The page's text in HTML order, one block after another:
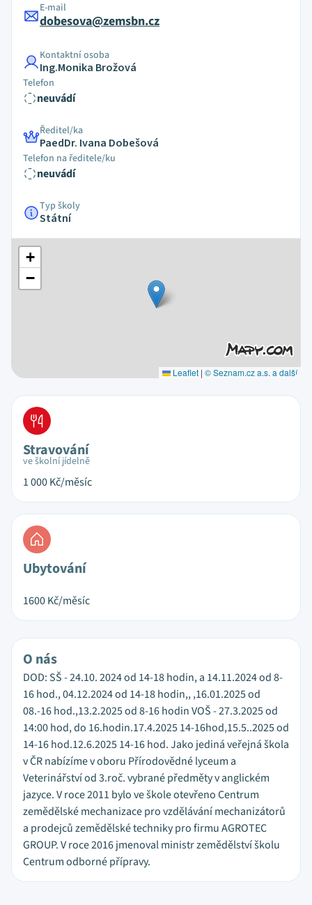
E-mail
dobesova@zemsbn.cz
Kontaktní osoba
Ing.Monika Brožová
Telefon
neuvádí
Ředitel/ka
PaedDr. Ivana Dobešová
Telefon na ředitele/ku
neuvádí
Typ školy
Státní
+
−
Leaflet | © Seznam.cz a.s. a další
Stravování
ve školní jídelně
1 000Kč/měsíc
Ubytování
1600Kč/měsíc
O nás
DOD: SŠ - 24.10. 2024 od 14-18 hodin, a 14.11.2024 od 8-
16 hod., 04.12.2024 od 14-18 hodin,, ,16.01.2025 od
08.-16 hod.,13.2.2025 od 8-16 hodin VOŠ - 27.3.2025 od
14:00 hod, do 16.hodin.17.4.2025 14-16hod,15.5..2025 od
14-16 hod.12.6.2025 14-16 hod. Jako jediná veřejná škola
v ČR nabízíme v oboru Přírodovědné lyceum a
Veterinářství od 3.roč. vybrané předměty v anglickém
jazyce. V roce 2011 bylo ve škole otevřeno Centrum
zemědělské mechanizace pro vzdělávání mechanizátorů
a prodejců zemědělské techniky pro firmu AGROTEC
GROUP. V roce 2016 jmenoval ministr zemědělství školu
Centrum odborné přípravy.